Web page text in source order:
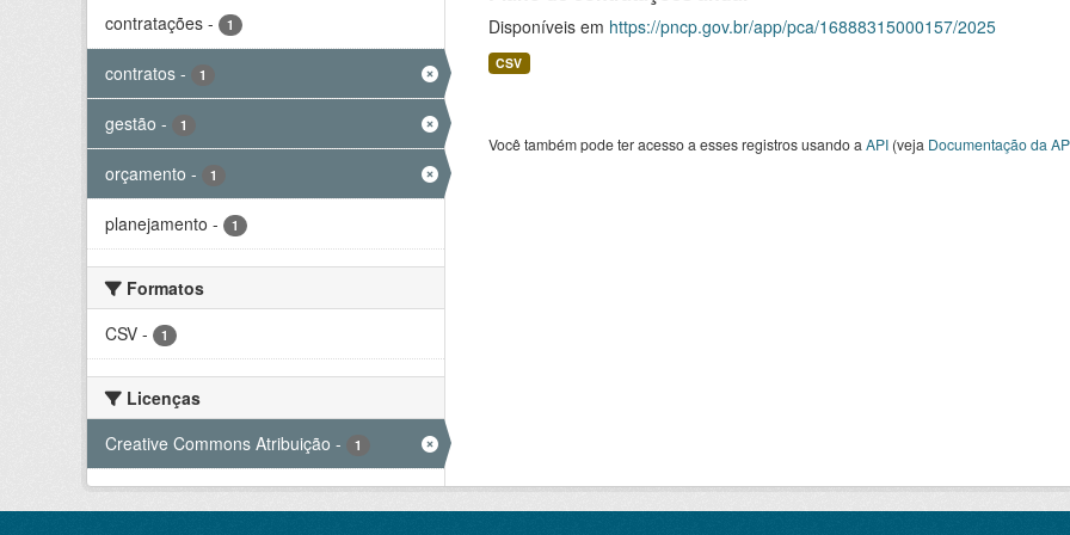
contratações - 1
contratos - 1
gestão - 1
orçamento - 1
planejamento - 1
Formatos
CSV - 1
Licenças
Creative Commons Atribuição - 1
Disponíveis em https://pncp.gov.br/app/pca/16888315000157/2025
CSV
Você também pode ter acesso a esses registros usando a API(veja Documentação da